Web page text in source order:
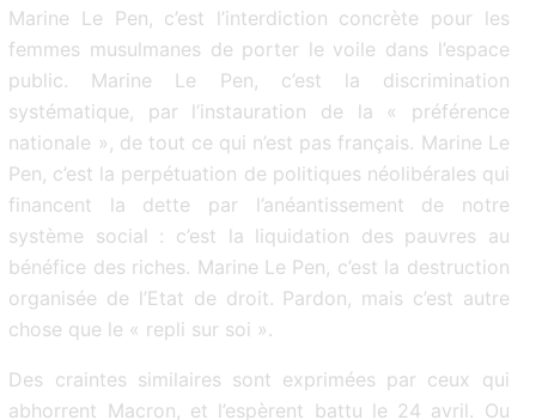
Marine Le Pen, c’est l’interdiction concrète pour les
femmes musulmanes de porter le voile dans l’espace
public. Marine Le Pen, c’est la discrimination
systématique, par l’instauration de la « préférence
nationale », de tout ce qui n’est pas français. Marine Le
Pen, c’est la perpétuation de politiques néolibérales qui
financent la dette par l’anéantissement de notre
système social : c’est la liquidation des pauvres au
bénéfice des riches. Marine Le Pen, c’est la destruction
organisée de l’Etat de droit. Pardon, mais c’est autre
chose que le « repli sur soi ».
Des craintes similaires sont exprimées par ceux qui
abhorrent Macron, et l’espèrent battu le 24 avril. Ou